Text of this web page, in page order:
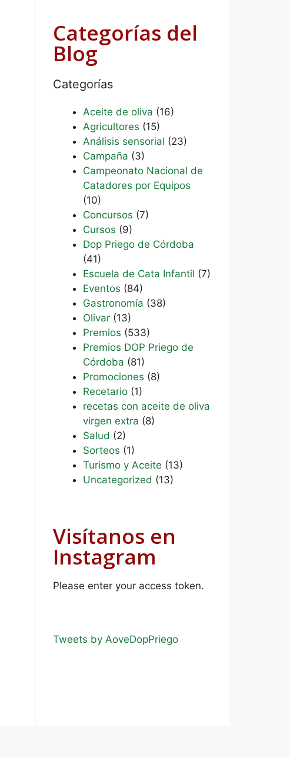
Categorías del
Blog
Categorías
Aceite de oliva (16)
Agricultores (15)
Análisis sensorial (23)
Campaña (3)
Campeonato Nacional de
Catadores por Equipos
(10)
Concursos (7)
Cursos (9)
Dop Priego de Córdoba
(41)
Escuela de Cata Infantil (7)
Eventos (84)
Gastronomía (38)
Olivar(13)
Premios (533)
Premios DOP Priego de
Córdoba (81)
Promociones (8)
Recetario(1)
recetas con aceite de oliva
virgen extra (8)
Salud (2)
Sorteos (1)
Turismo y Aceite (13)
Uncategorized (13)
Visítanos en
Instagram
Please enter your access token.
Tweets by AoveDopPriego